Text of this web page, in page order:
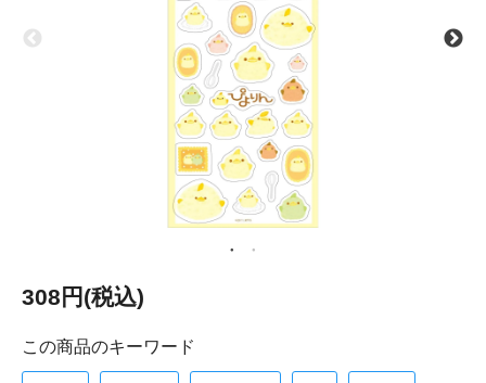
308円(税込)
この商品のキーワード